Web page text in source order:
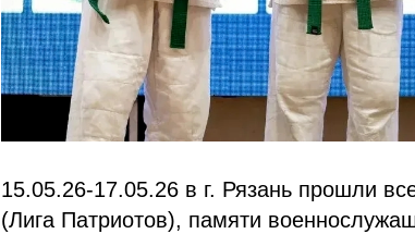
15.05.26-17.05.26 в г. Рязань прошли
(Лига Патриотов), памяти